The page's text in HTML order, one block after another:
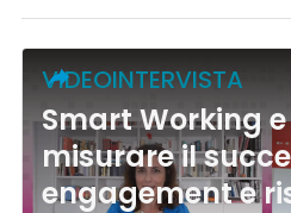
VIDEOINTERVISTA
Smart Working
misurare il
engagement e